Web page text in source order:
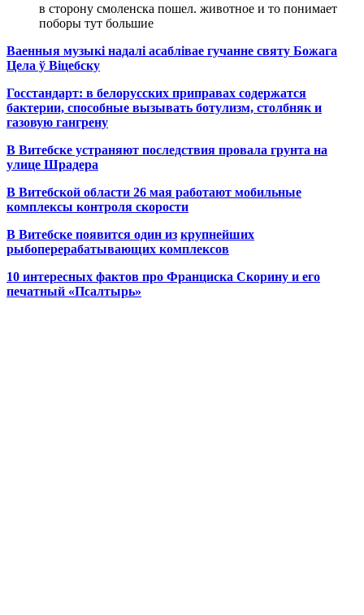
в сторону смоленска пошел. животное и то понимает
поборы тут большие
Ваенныя музыкі надалі асаблівае гучанне святу Божага
Цела ў Віцебску
Госстандарт: в белорусских приправах содержатся
бактерии, способные вызывать ботулизм, столбняк и
газовую гангрену
В Витебске устраняют последствия провала грунта на
улице Шрадера
В Витебской области 26 мая работают мобильные
комплексы контроля скорости
В Витебске появится один из крупнейших
рыбоперерабатывающих комплексов
10 интересных фактов про Франциска Скорину и его
печатный «Псалтырь»